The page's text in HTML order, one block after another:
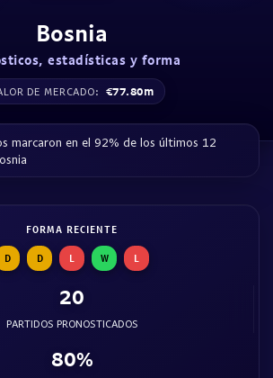
Bosnia
estadísticas y forma
DE MERCADO: €77.80m
marcaron en el 92% de los últimos 12
FORMA RECIENTE
D D L W L
20
PARTIDOS PRONOSTICADOS
80%